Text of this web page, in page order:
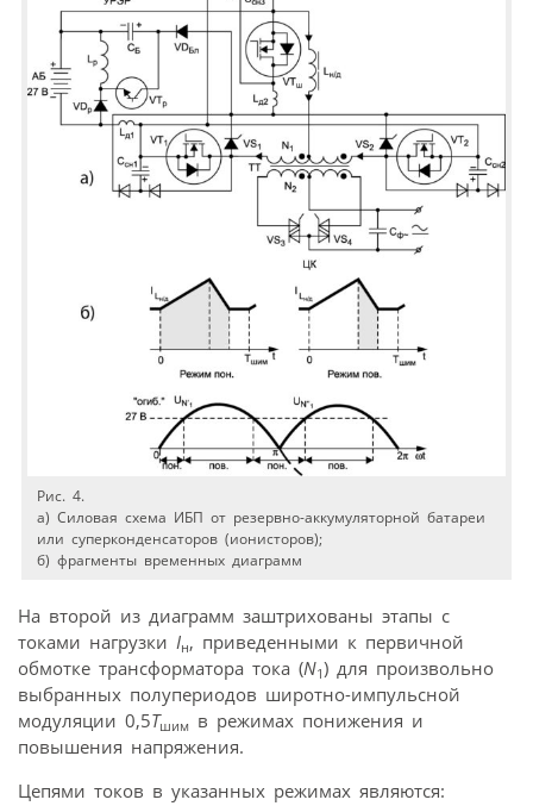
Рис. 4.
а) Силовая схема ИБП от резервно-аккумуляторной батареи
или суперконденсаторов (ионисторов);
б) фрагменты временных диаграмм
На второй из диаграмм заштрихованы этапы с
токами нагрузки Iн, приведенными к первичной
обмотке трансформатора тока (N1) для произвольно
выбранных полупериодов широтно-импульсной
модуляции 0,5Тшим в режимах понижения и
повышения напряжения.
Цепями токов в указанных режимах являются: